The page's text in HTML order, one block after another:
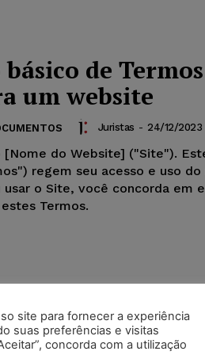
de
um website
Juristas - 24/12/2023
[Nome do Website] ("Site").
regem seu acesso e uso do
usar o Site, você concorda em
Termos.
Termo de
site para fornecer a experiência
suas preferências e visitas
concorda com a utilização